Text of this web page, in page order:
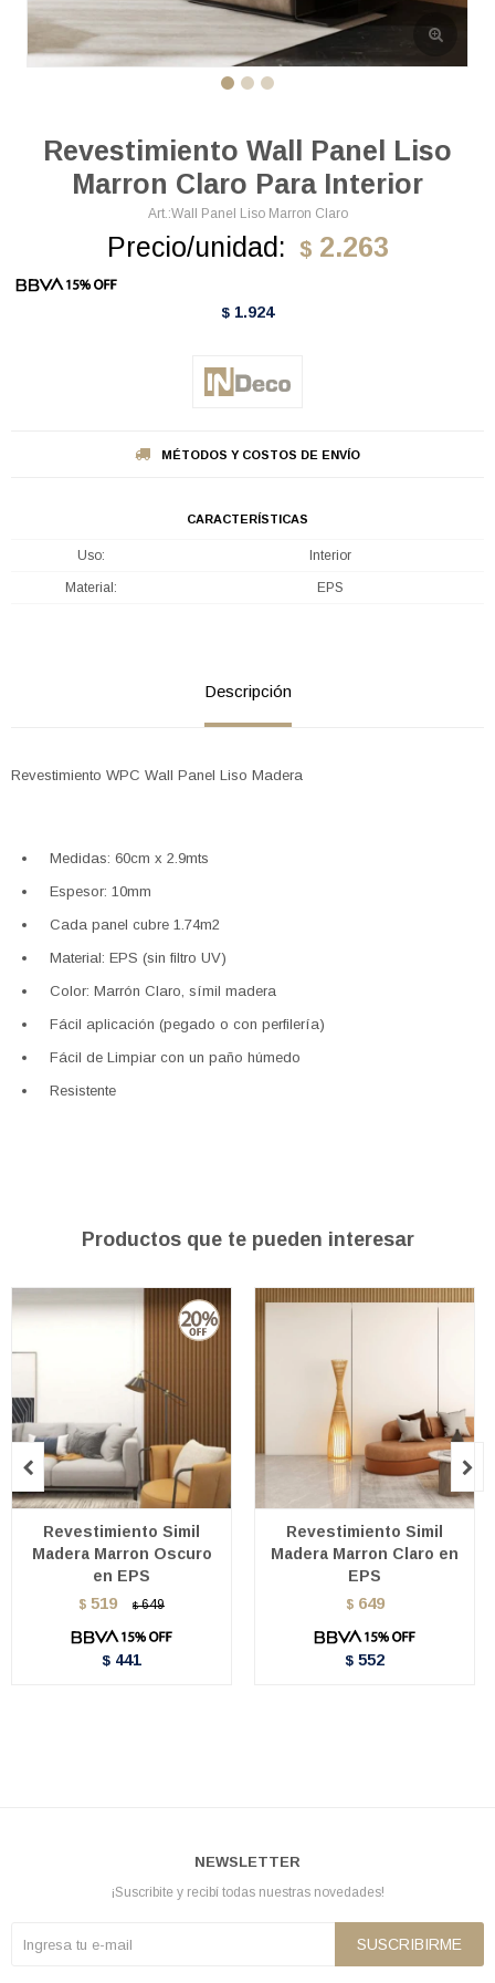
Revestimiento Wall Panel Liso
Marron Claro Para Interior
Wall Panel Liso Marron Claro
Precio/unidad: $ 2.263
$ 1.924
MÉTODOS Y COSTOS DE ENVÍO
CARACTERÍSTICAS
Uso Interior
Material EPS
Descripción
Revestimiento WPC Wall Panel Liso Madera
Medidas: 60cm x 2.9mts
Espesor: 10mm
Cada panel cubre 1.74m2
Material: EPS (sin filtro UV)
Color: Marrón Claro, símil madera
Fácil aplicación (pegado o con perfilería)
Fácil de Limpiar con un paño húmedo
Resistente
Productos que te pueden interesar
Revestimiento Simil
Madera Marron Oscuro
en EPS
$ 519 $ 649
$ 441
Revestimiento Simil
Madera Marron Claro en
EPS
$ 649
$ 552
 
NEWSLETTER
¡Suscribite y recibí todas nuestras novedades!
SUSCRIBIRME